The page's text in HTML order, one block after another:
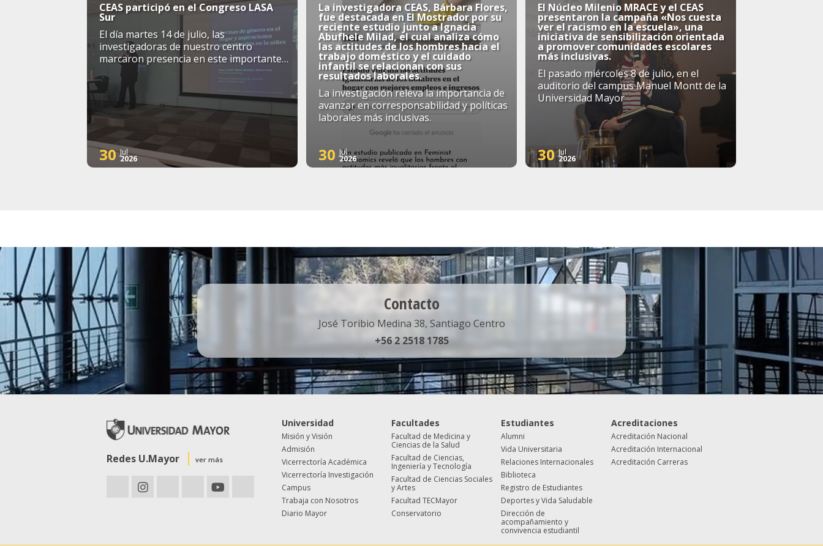
CEAS participó en el Congreso LASA
Sur
El día martes 14 de julio, las
investigadoras de nuestro centro
marcaron presencia en este importante
simposio internacional
30 Jul
2026
La investigadora CEAS, Bárbara Flores,
fue destacada en El Mostrador por su
reciente estudio junto a Ignacia
Abufhele Milad, el cual analiza cómo
las actitudes de los hombres hacia el
trabajo doméstico y el cuidado
infantil se relacionan con sus
resultados laborales.
La investigación releva la importancia de
avanzar en corresponsabilidad y políticas
laborales más inclusivas.
30 Jul
2026
El Núcleo Milenio MRACE y el CEAS
presentaron la campaña «Nos cuesta
ver el racismo en la escuela», una
iniciativa de sensibilización orientada
a promover comunidades escolares
más inclusivas.
El pasado miércoles 8 de julio, en el
auditorio del campus Manuel Montt de la
Universidad Mayor
30 Jul
2026
Contacto
José Toribio Medina 38, Santiago Centro
+56 2 2518 1785
Redes U.Mayor ver más
Universidad
Misión y Visión
Admisión
Vicerrectoría Académica
Vicerrectoría Investigación
Campus
Trabaja con Nosotros
Diario Mayor
Facultades
Facultad de Medicina y
Ciencias de la Salud
Facultad de Ciencias,
Ingeniería y Tecnología
Facultad de Ciencias Sociales
y Artes
Facultad TECMayor
Conservatorio
Estudiantes
Alumni
Vida Universitaria
Relaciones Internacionales
Biblioteca
Registro de Estudiantes
Deportes y Vida Saludable
Dirección de
acompañamiento y
convivencia estudiantil
Acreditaciones
Acreditación Nacional
Acreditación Internacional
Acreditación Carreras